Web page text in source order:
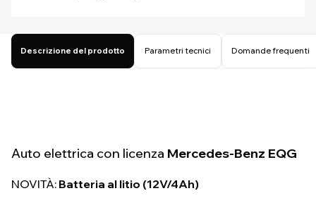
Descrizione del prodotto Parametri tecnici Domande frequenti
Auto elettrica con licenza Mercedes-Benz EQG
NOVITÀ: Batteria al litio (12V/4Ah)